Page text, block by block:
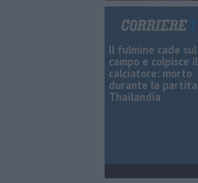
Il fulmine cade sul
campo e colpisce il
calciatore: morto
durante la
Thailandia